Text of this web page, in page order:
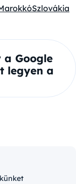
Szlovákia
Google
legyen a